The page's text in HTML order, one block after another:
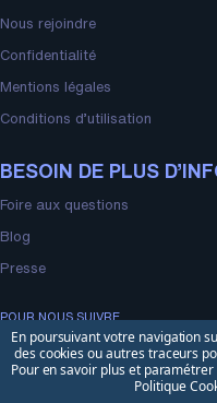
Nous rejoindre
Confidentialité
Mentions légales
Conditions d’utilisation
BESOIN DE PLUS
Foire aux questions
Blog
Presse
POUR NOUS SUIVRE
En poursuivant votre navigation
des cookies ou autres traceurs
Pour en savoir plus et
Politique